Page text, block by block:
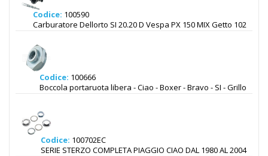
Codice: 100590
Carburatore Dellorto SI 20.20 D Vespa PX 150 MIX Getto 102
Codice: 100666
Boccola portaruota libera - Ciao - Boxer - Bravo - SI - Grillo
Codice: 100702EC
SERIE STERZO COMPLETA PIAGGIO CIAO DAL 1980 AL 2004